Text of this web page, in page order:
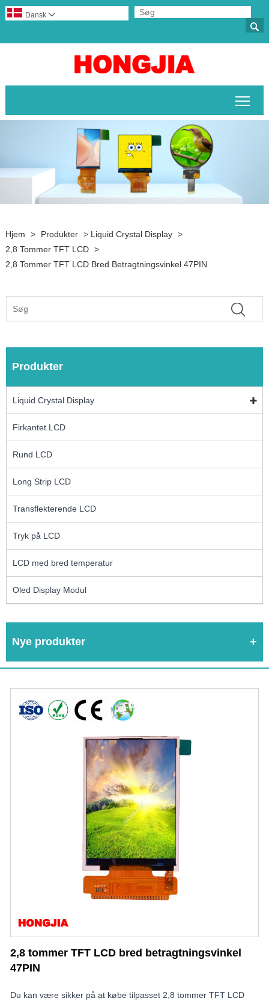

Dansk 
Hjem > Produkter > Liquid Crystal Display >
2,8 Tommer TFT LCD >
2,8 Tommer TFT LCD Bred Betragtningsvinkel 47PIN
Produkter
Liquid Crystal Display
Firkantet LCD
Rund LCD
Long Strip LCD
Transflekterende LCD
Tryk på LCD
LCD med bred temperatur
Oled Display Modul
Nye produkter
2,8 tommer TFT LCD bred betragtningsvinkel
47PIN
Du kan være sikker på at købe tilpasset 2,8 tommer TFT LCD